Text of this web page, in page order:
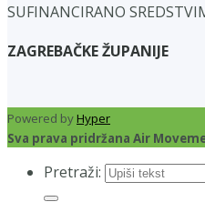
SUFINANCIRANO
ZAGREBAČKE ŽUPANIJE
Powered byHyper
Sva prava pridržana Air
Pretraži: